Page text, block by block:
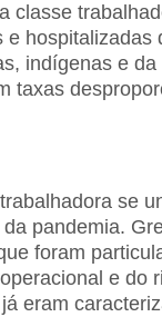
classe
e hospitalizadas
indígenas e da
taxas
se
da pandemia.
foram
e do
eram